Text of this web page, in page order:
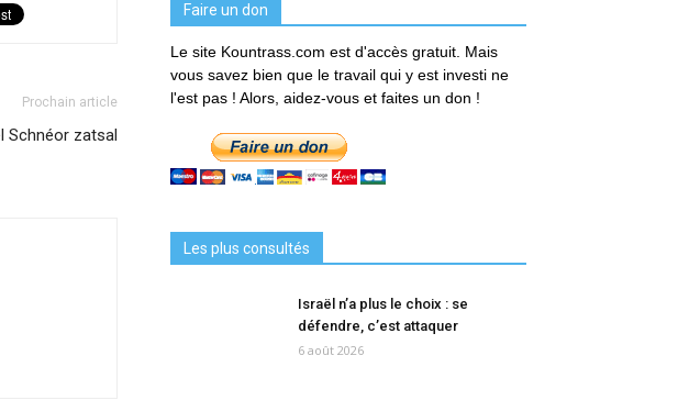
Prochain article
Schnéor zatsal
Faire un don
Le site Kountrass.com est d'accès gratuit. Mais
vous savez bien que le travail qui y est investi ne
l'est pas ! Alors, aidez-vous et faites un don !
Les plus consultés
Israël n’a plus le choix : se
défendre, c’est attaquer
6 août 2026